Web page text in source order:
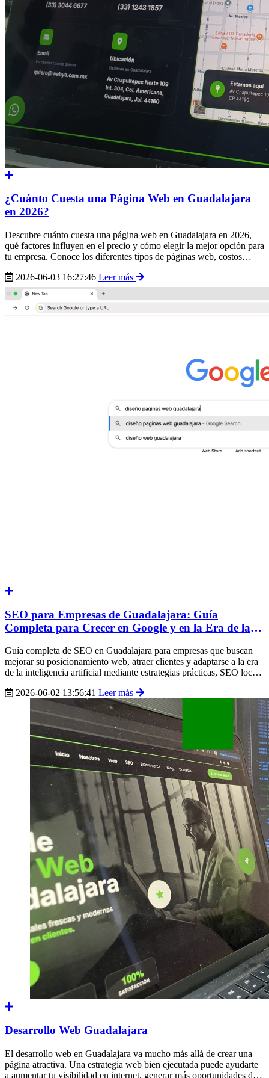
¿Cuánto Cuesta una Página Web en Guadalajara
en 2026?
Descubre cuánto cuesta una página web en Guadalajara en 2026,
qué factores influyen en el precio y cómo elegir la mejor opción para
tu empresa. Conoce los diferentes tipos de páginas web, costos
diseño web, SEO y optimización para inteligencia artificial que
pueden ayudarte a generar más oportunidades de negocio.
2026-06-03 16:27:46 Leer más
SEO para Empresas de Guadalajara: Guía
Completa para Crecer en Google y en la Era de la
Guía completa de SEO en Guadalajara para empresas que buscan
mejorar su posicionamiento web, atraer clientes y adaptarse a la era
de la inteligencia artificial mediante estrategias prácticas, SEO local
2026-06-02 13:56:41 Leer más
Desarrollo Web Guadalajara
El desarrollo web en Guadalajara va mucho más allá de crear una
página atractiva. Una estrategia web bien ejecutada puede ayudarte
a aumentar tu visibilidad en internet, generar más oportunidades de